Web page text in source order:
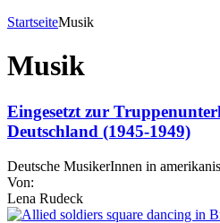
StartseiteMusik
Musik
Eingesetzt zur
Deutschland (1945-1949)
Deutsche MusikerInnen in
Von:
Lena Rudeck